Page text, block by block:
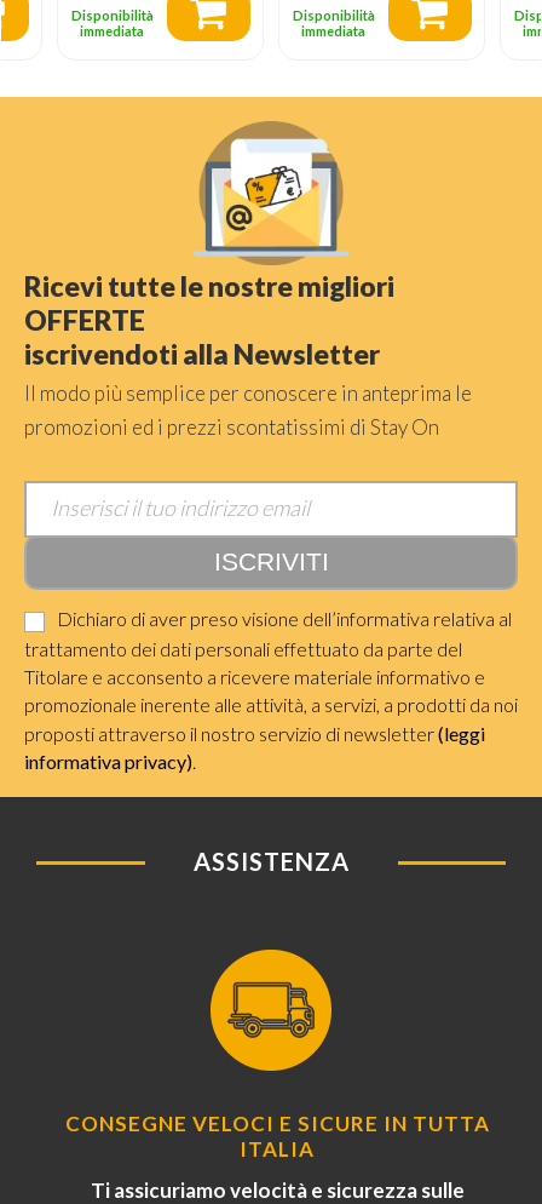
Disponibilità
immediata
Disponibilità
immediata
Ricevi tutte le nostre migliori
OFFERTE
iscrivendoti alla Newsletter
Il modo più semplice per conoscere in anteprima le
promozioni ed i prezzi scontatissimi di Stay On
Dichiaro di aver preso visione dell’informativa relativa al
trattamento dei dati personali effettuato da parte del
Titolare e acconsento a ricevere materiale informativo e
promozionale inerente alle attività, a servizi, a prodotti da noi
proposti attraverso il nostro servizio di newsletter(leggi
informativa privacy).
ASSISTENZA
CONSEGNE VELOCI E SICURE IN TUTTA
ITALIA
Ti assicuriamo velocità e sicurezza sulle